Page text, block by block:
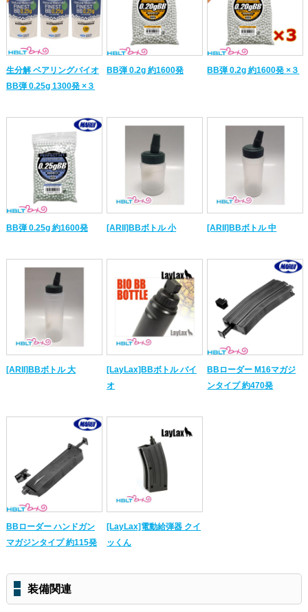
生分解 ベアリングバイオ
BB弾 0.25g 1300発 ×３
BB弾 0.2g 約1600発 BB弾 0.2g 約1600発 ×３
BB弾 0.25g 約1600発 [ARII]BBボトル 小 [ARII]BBボトル 中
[ARII]BBボトル 大
[LayLax]BBボトル バイ
オ
BBローダー M16マガジ
ンタイプ 約470発
BBローダー ハンドガン
マガジンタイプ 約115発
[LayLax]電動給弾器 クイ
ッくん
装備関連